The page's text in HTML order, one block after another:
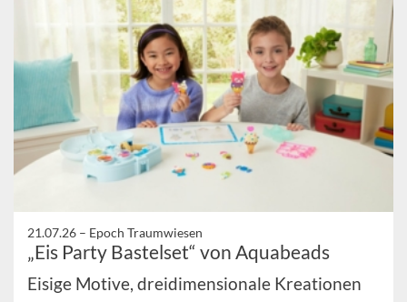
21.07.26 – Epoch Traumwiesen
„Eis Party Bastelset“ von Aquabeads
Eisige Motive, dreidimensionale Kreationen